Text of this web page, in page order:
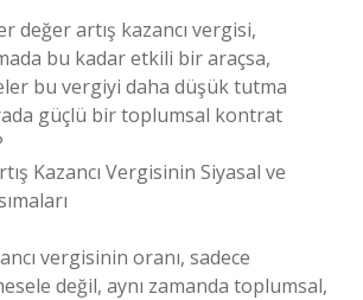
değer artış kazancı vergisi,
bu kadar etkili bir araçsa,
bu vergiyi daha düşük tutma
güçlü bir toplumsal kontrat
Kazancı Vergisinin Siyasal ve
vergisinin oranı, sadece
değil, aynı zamanda toplumsal,